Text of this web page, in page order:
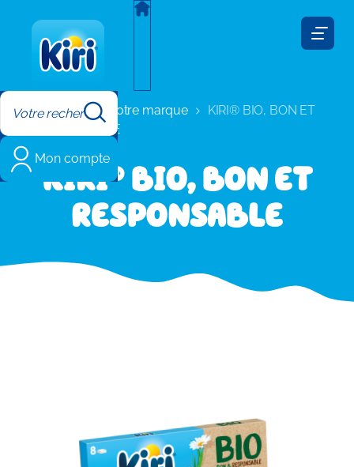
Mon compte
Kiri Notre marque
KIRI® BIO, BON ET
RESPONSABLE
KIRI® BIO, BON ET
RESPONSABLE
Cookies management panel